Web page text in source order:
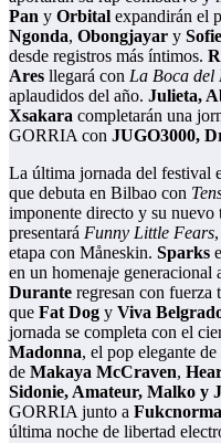
Pan y Orbital expandirán el
Ngonda, Obongjayar y
desde registros más íntimos.
Ares llegará con La Boca del
aplaudidos del año. Julieta,
Xsakara completarán una
GORRIA con JUGO3000,
La última jornada del festival
que debuta en Bilbao con
imponente directo y su nuevo
presentará Funny Little Fears
etapa con Måneskin. Sparks e
en un homenaje generacional
Durante regresan con fuerza
que Fat Dog y Viva
jornada se completa con el
Madonna, el pop elegante de
de Makaya McCraven,
Sidonie, Amateur, Malko y
GORRIA junto a
última noche de libertad